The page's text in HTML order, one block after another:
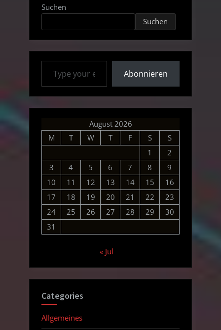
Suchen
Suchen
Type your email…
Abonnieren
August 2026
M
T W T F S
S
1
2
3
4 5 6 7 8
9
10
11 12 13 14 15
16
17
18 19 20 21 22
23
24
25 26 27 28 29
30
31
« Jul
Categories
Allgemeines